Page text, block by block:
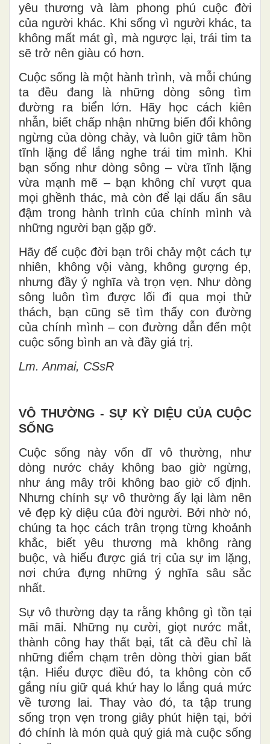
yêu thương và làm phong phú cuộc đời
của người khác. Khi sống vì người khác, ta
không mất mát gì, mà ngược lại, trái tim ta
sẽ trở nên giàu có hơn.
Cuộc sống là một hành trình, và mỗi chúng
ta đều đang là những dòng sông tìm
đường ra biển lớn. Hãy học cách kiên
nhẫn, biết chấp nhận những biến đổi không
ngừng của dòng chảy, và luôn giữ tâm hồn
tĩnh lặng để lắng nghe trái tim mình. Khi
bạn sống như dòng sông – vừa tĩnh lặng
vừa mạnh mẽ – bạn không chỉ vượt qua
mọi ghềnh thác, mà còn để lại dấu ấn sâu
đậm trong hành trình của chính mình và
những người bạn gặp gỡ.
Hãy để cuộc đời bạn trôi chảy một cách tự
nhiên, không vội vàng, không gượng ép,
nhưng đầy ý nghĩa và trọn vẹn. Như dòng
sông luôn tìm được lối đi qua mọi thử
thách, bạn cũng sẽ tìm thấy con đường
của chính mình – con đường dẫn đến một
cuộc sống bình an và đầy giá trị.
Lm. Anmai, CSsR
VÔ THƯỜNG - SỰ KỲ DIỆU CỦA CUỘC
SỐNG
Cuộc sống này vốn dĩ vô thường, như
dòng nước chảy không bao giờ ngừng,
như áng mây trôi không bao giờ cố định.
Nhưng chính sự vô thường ấy lại làm nên
vẻ đẹp kỳ diệu của đời người. Bởi nhờ nó,
chúng ta học cách trân trọng từng khoảnh
khắc, biết yêu thương mà không ràng
buộc, và hiểu được giá trị của sự im lặng,
nơi chứa đựng những ý nghĩa sâu sắc
nhất.
Sự vô thường dạy ta rằng không gì tồn tại
mãi mãi. Những nụ cười, giọt nước mắt,
thành công hay thất bại, tất cả đều chỉ là
những điểm chạm trên dòng thời gian bất
tận. Hiểu được điều đó, ta không còn cố
gắng níu giữ quá khứ hay lo lắng quá mức
về tương lai. Thay vào đó, ta tập trung
sống trọn vẹn trong giây phút hiện tại, bởi
đó chính là món quà quý giá mà cuộc sống